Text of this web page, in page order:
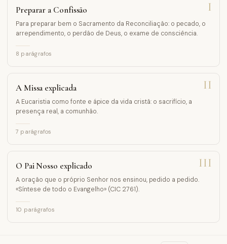
I
Preparar a Confissão
Para preparar bem o Sacramento da Reconciliação: o pecado, o
arrependimento, o perdão de Deus, o exame de consciência.
8 parágrafos
II
A Missa explicada
A Eucaristia como fonte e ápice da vida cristã: o sacrifício, a
presença real, a comunhão.
7 parágrafos
III
O Pai Nosso explicado
A oração que o próprio Senhor nos ensinou, pedido a pedido.
«Síntese de todo o Evangelho» (CIC 2761).
10 parágrafos